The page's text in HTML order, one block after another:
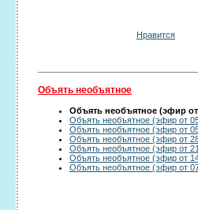
Нравится
Объять необъятное
Объять необъятное (эфир от
Объять необъятное (эфир от
Объять необъятное (эфир от
Объять необъятное (эфир от
Объять необъятное (эфир от
Объять необъятное (эфир от
Объять необъятное (эфир от